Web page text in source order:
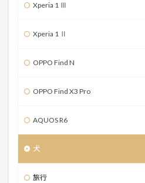
Xperia 1 Ⅲ
Xperia 1 Ⅱ
OPPO Find N
OPPO Find X3 Pro
AQUOS R6
犬
旅行